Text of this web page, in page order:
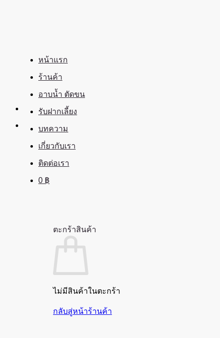
หน้าแรก
ร้านค้า
อาบน้ำ ตัดขน
รับฝากเลี้ยง
บทความ
เกี่ยวกับเรา
ติดต่อเรา
0 ฿
ตะกร้าสินค้า
ไม่มีสินค้าในตะกร้า
กลับสู่หน้าร้านค้า